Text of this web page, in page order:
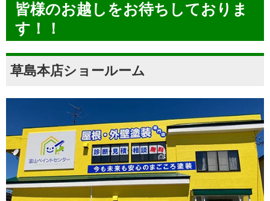
皆様のお越しをお待ちしておりま
す！！
草島本店ショールーム